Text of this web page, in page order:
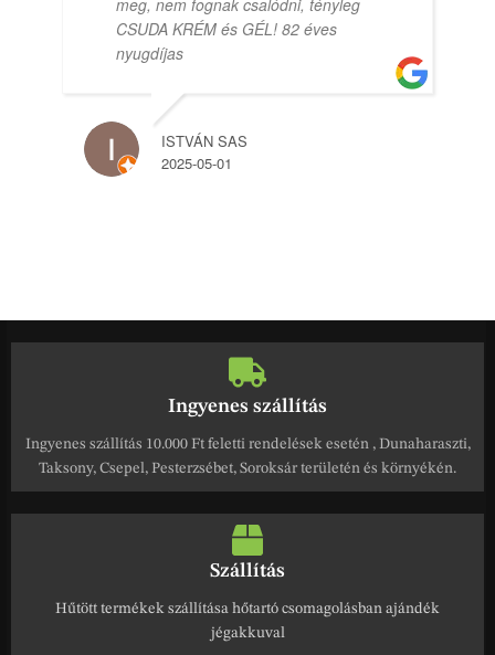
meg, nem fognak csalódni, tényleg
CSUDA KRÉM és GÉL! 82 éves
nyugdíjas
ISTVÁN SAS
2025-05-01
Ingyenes szállítás
Ingyenes szállítás 10.000 Ft feletti rendelések esetén , Dunaharaszti,
Taksony, Csepel, Pesterzsébet, Soroksár területén és környékén.
Szállítás
Hűtött termékek szállítása hőtartó csomagolásban ajándék
jégakkuval